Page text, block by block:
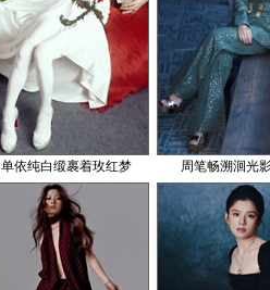
单依纯白缎裹着玫红梦 周笔畅溯洄光